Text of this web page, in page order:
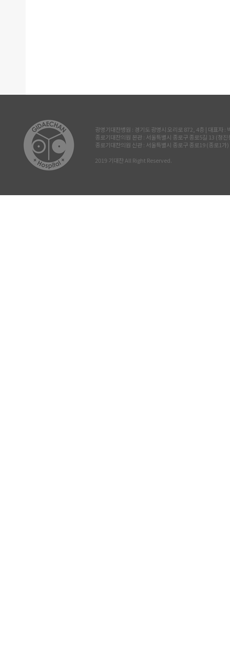
광명기대찬병원 : 경기도 광명시 오리로 872, 4층 | 대표
종로기대찬의원 본관 : 서울특별시 종로구 종로5길 13 (청
종로기대찬의원 신관 : 서울특별시 종로구 종로19 (종로1
2019 기대찬 All Right Reserved.